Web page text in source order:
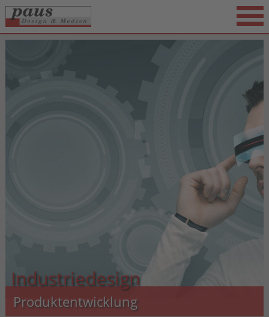
Industriedesign
Produktentwicklung